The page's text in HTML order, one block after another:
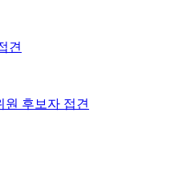
견
원 후보자 접견